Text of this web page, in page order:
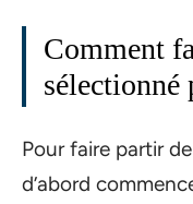
Comment
sélectionné
Pour faire partir
d’abord